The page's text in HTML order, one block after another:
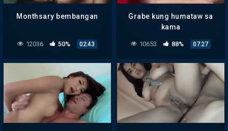
Monthsary bembangan
12036 50% 02:43
Grabe kung humataw sa
kama
10653 88% 07:27